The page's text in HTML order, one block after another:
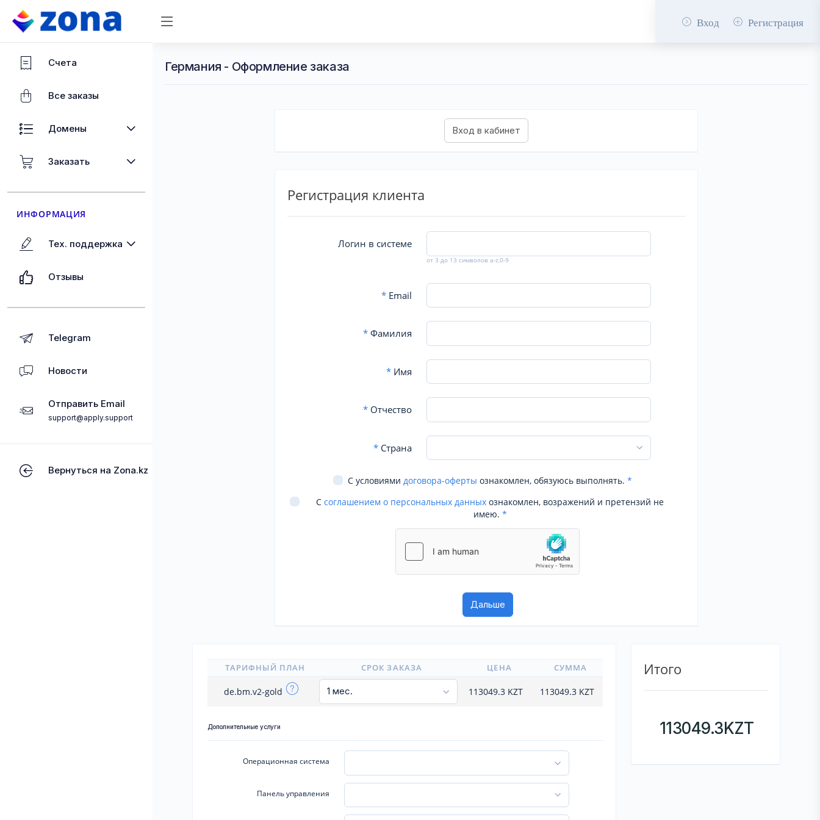
Вход Регистрация
Счета
Все заказы
Домены
Заказать
ИНФОРМАЦИЯ
Тех. поддержка
Отзывы
Telegram
Новости
Отправить Email
support@apply.support
Вернуться на Zona.kz
Германия - Оформление заказа
Регистрация клиента
Логин в системе
от 3 до 13 символов a-z,0-9
*Email
*Фамилия
*Имя
*Отчество
*Страна
С условиями договора-оферты ознакомлен, обязуюсь выполнять. *
С соглашением о персональных данных ознакомлен, возражений и претензий не
имею. *
ТАРИФНЫЙ ПЛАН СРОК ЗАКАЗА ЦЕНА СУММА
de.bm.v2-gold 113049.3 KZT 113049.3KZT
Дополнительные услуги
Операционная система
Панель управления
Итого
113049.3KZT